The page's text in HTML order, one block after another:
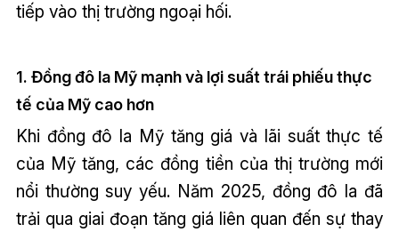
tiếp vào thị trường ngoại hối.
1. Đồng đô la Mỹ mạnh và lợi suất trái phiếu thực
tế của Mỹ cao hơn
Khi đồng đô la Mỹ tăng giá và lãi suất thực tế
của Mỹ tăng, các đồng tiền của thị trường mới
nổi thường suy yếu. Năm 2025, đồng đô la đã
trải qua giai đoạn tăng giá liên quan đến sự thay